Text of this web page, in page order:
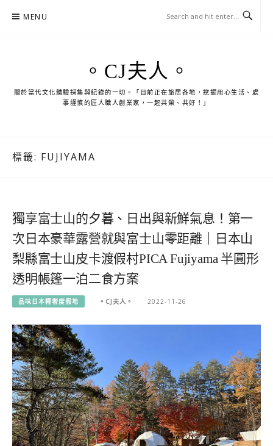
MENU
。CJ夫人。
關於當代文化體驗採集與紀錄的一切。「目前正在旅居各地，挖掘用心生活、處
事謹慎的匠人職人創業家，一起共榮、共好！」
標籤: FUJIYAMA
獨享富士山的夕暮、日出與新鮮氣息！第一
次日本豪華露營就與富士山零距離｜日本山
梨縣富士山皮卡渡假村PICA Fujiyama 半圓形
透明帳篷一泊二食方案
品味日本輕奢度假地 。CJ夫人。 2022-11-26